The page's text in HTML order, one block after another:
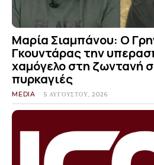
Μαρία Σιαμπάνου: Ο
Γκουντάρας την
χαμόγελο στη ζωντανή
πυρκαγιές
MEDIA 5 ΑΥΓΟΎΣΤΟΥ, 2026